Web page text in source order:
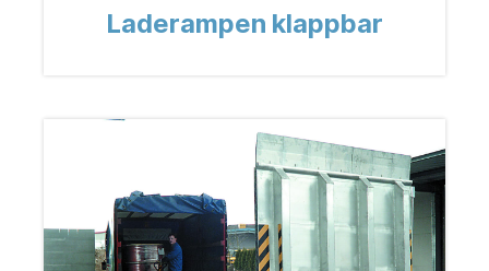
Laderampen klappbar